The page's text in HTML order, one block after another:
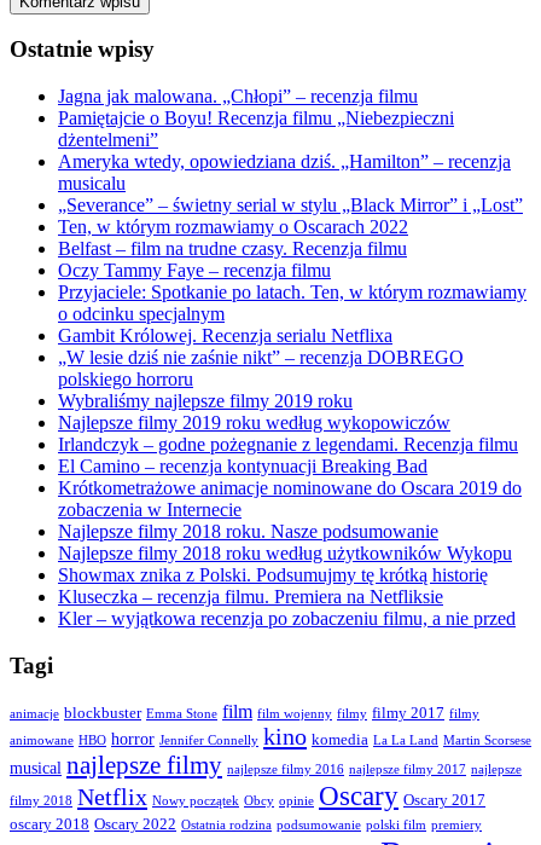
Ostatnie wpisy
Jagna jak malowana. „Chłopi” – recenzja filmu
Pamiętajcie o Boyu! Recenzja filmu „Niebezpieczni
dżentelmeni”
Ameryka wtedy, opowiedziana dziś. „Hamilton” – recenzja
musicalu
„Severance” – świetny serial w stylu „Black Mirror” i „Lost”
Ten, w którym rozmawiamy o Oscarach 2022
Belfast – film na trudne czasy. Recenzja filmu
Oczy Tammy Faye – recenzja filmu
Przyjaciele: Spotkanie po latach. Ten, w którym rozmawiamy
o odcinku specjalnym
Gambit Królowej. Recenzja serialu Netflixa
„W lesie dziś nie zaśnie nikt” – recenzja DOBREGO
polskiego horroru
Wybraliśmy najlepsze filmy 2019 roku
Najlepsze filmy 2019 roku według wykopowiczów
Irlandczyk – godne pożegnanie z legendami. Recenzja filmu
El Camino – recenzja kontynuacji Breaking Bad
Krótkometrażowe animacje nominowane do Oscara 2019 do
zobaczenia w Internecie
Najlepsze filmy 2018 roku. Nasze podsumowanie
Najlepsze filmy 2018 roku według użytkowników Wykopu
Showmax znika z Polski. Podsumujmy tę krótką historię
Kluseczka – recenzja filmu. Premiera na Netfliksie
Kler – wyjątkowa recenzja po zobaczeniu filmu, a nie przed
Tagi
animacje blockbuster Emma Stone film film wojenny filmy filmy 2017 filmy
animowane HBO horror Jennifer Connelly kino komedia La La Land Martin Scorsese
musical najlepsze filmy najlepsze filmy 2016 najlepsze filmy 2017 najlepsze
filmy 2018 Netflix Nowy początek Obcy opinie Oscary Oscary 2017
oscary 2018 Oscary 2022 Ostatnia rodzina podsumowanie polski film premiery